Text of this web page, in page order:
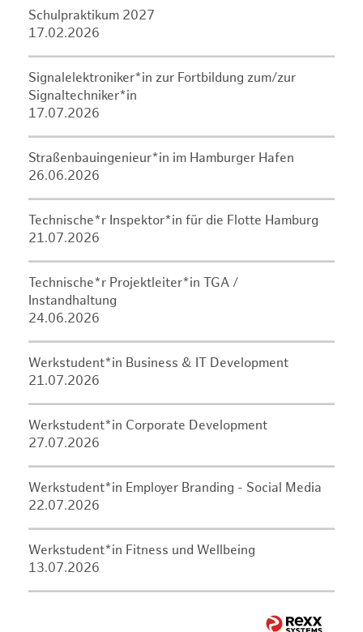
Schulpraktikum 2027
17.02.2026
Signalelektroniker*in zur Fortbildung zum/zur
Signaltechniker*in
17.07.2026
Straßenbauingenieur*in im Hamburger Hafen
26.06.2026
Technische*r Inspektor*in für die Flotte Hamburg
21.07.2026
Technische*r Projektleiter*in TGA /
Instandhaltung
24.06.2026
Werkstudent*in Business & IT Development
21.07.2026
Werkstudent*in Corporate Development
27.07.2026
Werkstudent*in Employer Branding - Social Media
22.07.2026
Werkstudent*in Fitness und Wellbeing
13.07.2026